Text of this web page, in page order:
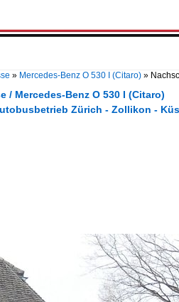
» Mercedes-Benz O 530 I (Citaro) »
/ Mercedes-Benz O 530 I (Citaro)
Zürich - Zollikon -